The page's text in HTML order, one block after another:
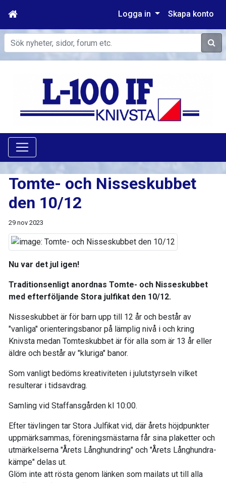
Logga in Skapa konto
Sök
Tomte- och Nisseskubbet
den 10/12
29 nov 2023
Nu var det jul igen!
Traditionsenligt anordnas Tomte- och Nisseskubbet
med efterföljande Stora julfikat den 10/12.
Nisseskubbet är för barn upp till 12 år och består av
"vanliga" orienteringsbanor på lämplig nivå i och kring
Knivsta medan Tomteskubbet är för alla som är 13 år eller
äldre och består av "kluriga" banor.
Som vanligt bedöms kreativiteten i julutstyrseln vilket
resulterar i tidsavdrag.
Samling vid Staffansgården kl 10:00.
Efter tävlingen tar Stora Julfikat vid, där årets höjdpunkter
uppmärksammas, föreningsmästarna får sina plaketter och
utmärkelserna "Årets Långhundring" och "Årets Långhundra-
kämpe" delas ut.
Glöm inte att rösta genom länken som mailats ut till alla